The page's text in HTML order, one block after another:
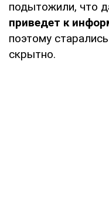
подытожили, что
приведет к
поэтому
скрытно.